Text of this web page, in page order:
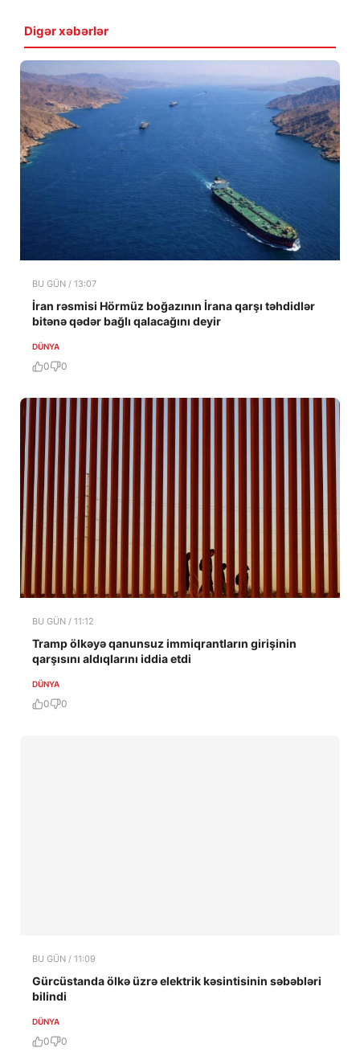
Digər xəbərlər
BU GÜN / 13:07
İran rəsmisi Hörmüz boğazının İrana qarşı təhdidlər
bitənə qədər bağlı qalacağını deyir
DÜNYA
0 0
BU GÜN / 11:12
Tramp ölkəyə qanunsuz immiqrantların girişinin
qarşısını aldıqlarını iddia etdi
DÜNYA
0 0
BU GÜN / 11:09
Gürcüstanda ölkə üzrə elektrik kəsintisinin səbəbləri
bilindi
DÜNYA
0 0